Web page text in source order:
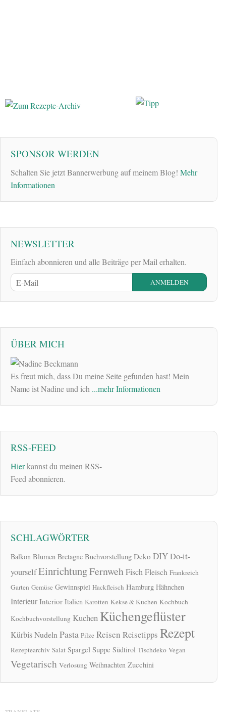
SPONSOR WERDEN
Schalten Sie jetzt Bannerwerbung auf meinem Blog! Mehr
Informationen
NEWSLETTER
Einfach abonnieren und alle Beiträge per Mail erhalten.
ÜBER MICH
Es freut mich, dass Du meine Seite gefunden hast! Mein
Name ist Nadine und ich ...mehr Informationen
RSS-FEED
Hierkannst du meinen RSS-
Feed abonnieren.
SCHLAGWÖRTER
Balkon Blumen Bretagne Buchvorstellung Deko DIYDo-it-
yourselfEinrichtungFernwehFischFleisch Frankreich
Garten Gemüse Gewinnspiel Hackfleisch Hamburg Hähnchen
Interieur Interior Italien Karotten Kekse & Kuchen Kochbuch
Kochbuchvorstellung Kuchen Küchengeflüster
KürbisNudelnPasta Pilze Reisen Reisetipps Rezept
Rezeptearchiv Salat Spargel Suppe Südtirol Tischdeko Vegan
Vegetarisch Verlosung Weihnachten Zucchini